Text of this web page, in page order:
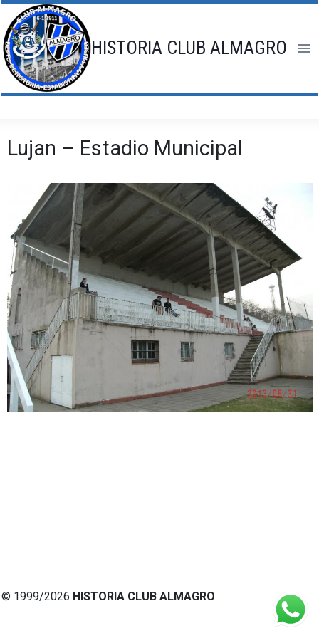
Saltar
al
contenido
HISTORIA CLUB ALMAGRO
Lujan – Estadio Municipal
© 1999/2026 HISTORIA CLUB ALMAGRO